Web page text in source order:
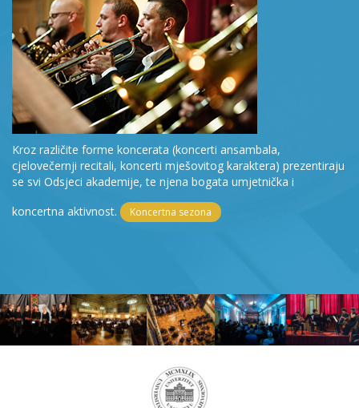
Kroz različite forme koncerata (koncerti ansambala,
cjelovečernji recitali, koncerti mješovitog karaktera) prezentiraju
se svi Odsjeci akademije, te njena bogata umjetnička i
koncertna aktivnost.
Koncertna sezona